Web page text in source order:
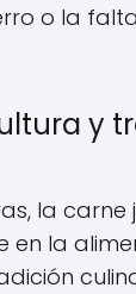
o la
y
la carne
en la